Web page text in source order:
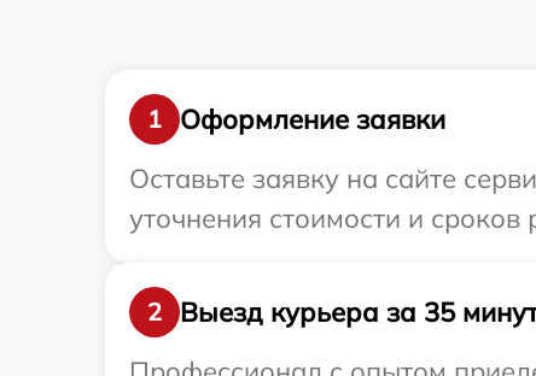
1
Оформление заявки
Оставьте заявку на сайте
уточнения стоимости и
2
Выезд курьера за 35